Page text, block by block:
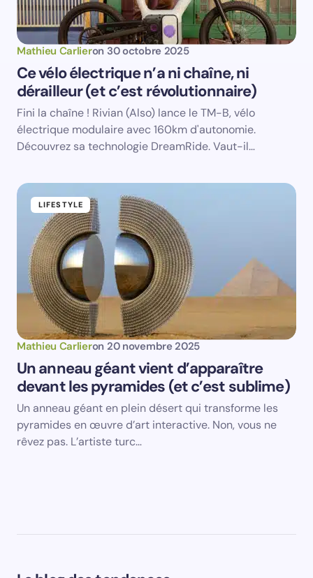
Mathieu Carlieron 30 octobre 2025
Ce vélo électrique n’a ni chaîne, ni
dérailleur (et c’est révolutionnaire)
Fini la chaîne ! Rivian (Also) lance le TM-B, vélo
électrique modulaire avec 160km d'autonomie.
Découvrez sa technologie DreamRide. Vaut-il…
LIFESTYLE
Mathieu Carlieron 20 novembre 2025
Un anneau géant vient d’apparaître
devant les pyramides (et c’est sublime)
Un anneau géant en plein désert qui transforme les
pyramides en œuvre d’art interactive. Non, vous ne
rêvez pas. L’artiste turc…